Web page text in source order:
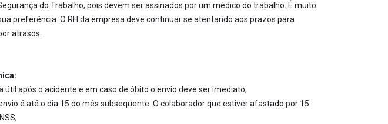
do Trabalho, pois devem ser assinados por um médico do trabalho. É muito
preferência. O RH da empresa deve continuar se atentando aos prazos para
atrasos.
após o acidente e em caso de óbito o envio deve ser imediato;
é até o dia 15 do mês subsequente. O colaborador que estiver afastado por 15